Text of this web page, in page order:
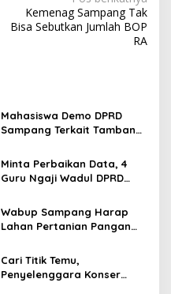
Kemenag Sampang Tak
Bisa Sebutkan Jumlah BOP
RA
Mahasiswa Demo DPRD
Sampang Terkait Tambang
Minta Perbaikan Data, 4
Guru Ngaji Wadul DPRD
Wabup Sampang Harap
Lahan Pertanian Pangan
Cari Titik Temu,
Penyelenggara Konser